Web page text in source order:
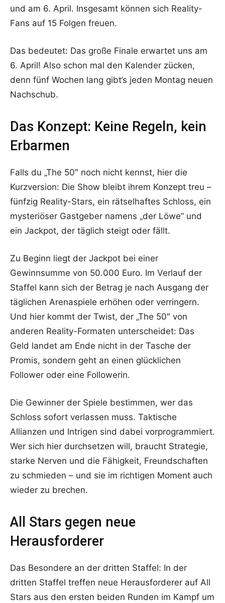
und am 6. April. Insgesamt können sich Reality-
Fans auf 15 Folgen freuen.
Das bedeutet: Das große Finale erwartet uns am
6. April! Also schon mal den Kalender zücken,
denn fünf Wochen lang gibt’s jeden Montag neuen
Nachschub.
Das Konzept: Keine Regeln, kein
Erbarmen
Falls du „The 50″ noch nicht kennst, hier die
Kurzversion: Die Show bleibt ihrem Konzept treu –
fünfzig Reality-Stars, ein rätselhaftes Schloss, ein
mysteriöser Gastgeber namens „der Löwe“ und
ein Jackpot, der täglich steigt oder fällt.
Zu Beginn liegt der Jackpot bei einer
Gewinnsumme von 50.000 Euro. Im Verlauf der
Staffel kann sich der Betrag je nach Ausgang der
täglichen Arenaspiele erhöhen oder verringern.
Und hier kommt der Twist, der „The 50″ von
anderen Reality-Formaten unterscheidet: Das
Geld landet am Ende nicht in der Tasche der
Promis, sondern geht an einen glücklichen
Follower oder eine Followerin.
Die Gewinner der Spiele bestimmen, wer das
Schloss sofort verlassen muss. Taktische
Allianzen und Intrigen sind dabei vorprogrammiert.
Wer sich hier durchsetzen will, braucht Strategie,
starke Nerven und die Fähigkeit, Freundschaften
zu schmieden – und sie im richtigen Moment auch
wieder zu brechen.
All Stars gegen neue
Herausforderer
Das Besondere an der dritten Staffel: In der
dritten Staffel treffen neue Herausforderer auf All
Stars aus den ersten beiden Runden im Kampf um